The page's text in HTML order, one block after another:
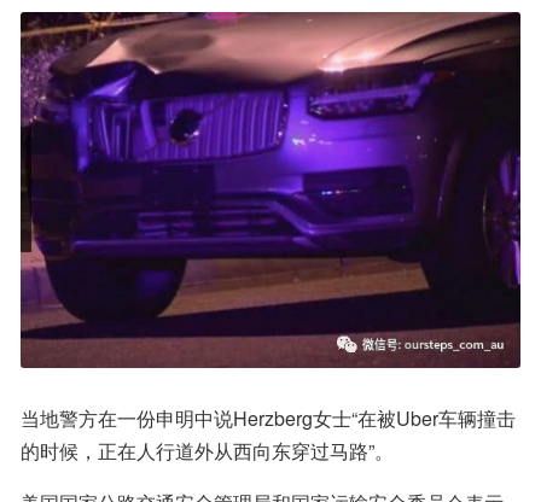
当地警方在一份申明中说Herzberg女士“在被Uber车辆撞击
的时候，正在人行道外从西向东穿过马路”。